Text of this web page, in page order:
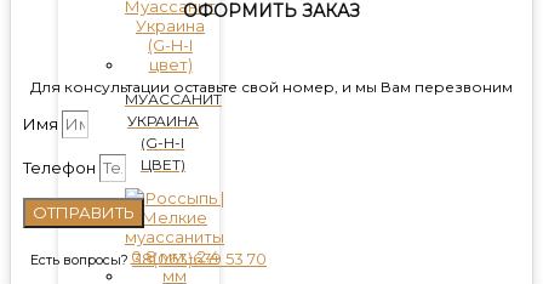
МУАССАНИТ
УКРАИНА
(G-H-I
ЦВЕТ)
ОФОРМИТЬ ЗАКАЗ
Для консультации оставьте свой номер, и мы Вам перезвоним
Имя
Телефон
ОТПРАВИТЬ
Есть вопросы?38(063)639 53 70